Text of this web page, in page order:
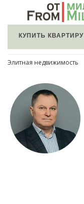
КУПИТЬ КВАРТИРУ
Элитная недвижимость